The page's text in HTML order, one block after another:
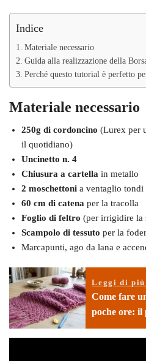
Indice
Materiale necessario
Guida alla realizzazione della
Perché questo tutorial è perfetto
Materiale necessario
250g di cordoncino (Lurex per
il quotidiano)
Uncinetto n. 4
Chiusura a cartella in metallo
2 moschettoni a ventaglio tondi
60 cm di catena per la tracolla
Foglio di feltro (per irrigidire la
Scampolo di tessuto per la
Marcapunti, ago da lana e
Leggi di
Come fare
poche ore: il